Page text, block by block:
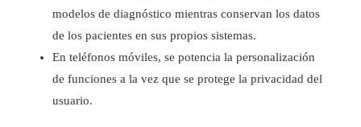
modelos de diagnóstico mientras conservan los datos
de los pacientes en sus propios sistemas.
En teléfonos móviles, se potencia la personalización
de funciones a la vez que se protege la privacidad del
usuario.